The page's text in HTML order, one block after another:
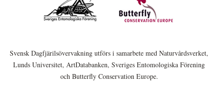
Svensk Dagfjärilsövervakning utförs i samarbete med Naturvårdsverket,
Lunds Universitet, ArtDatabanken, Sveriges Entomologiska Förening
och Butterfly Conservation Europe.